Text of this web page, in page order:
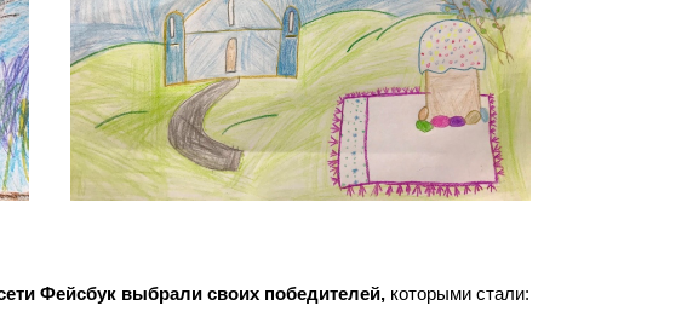
Фейсбук выбрали своих победителей, которыми стали: